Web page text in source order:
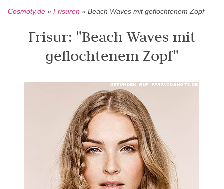
Cosmoty.de » Frisuren » Beach Waves mit geflochtenem Zopf
Frisur: "Beach Waves mit
geflochtenem Zopf"